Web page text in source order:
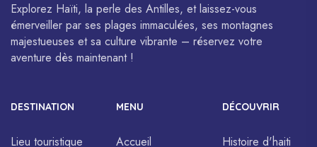
Explorez Haïti, la perle des Antilles, et laissez-vous
émerveiller par ses plages immaculées, ses montagnes
majestueuses et sa culture vibrante – réservez votre
aventure dès maintenant !
DESTINATION
Lieu touristique
MENU
Accueil
DÉCOUVRIR
Histoire d'haiti